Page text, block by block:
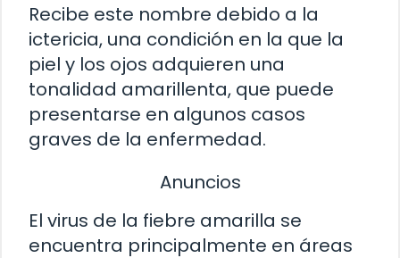
Recibe este nombre debido a la
ictericia, una condición en la que la
piel y los ojos adquieren una
tonalidad amarillenta, que puede
presentarse en algunos casos
graves de la enfermedad.
Anuncios
El virus de la fiebre amarilla se
encuentra principalmente en áreas